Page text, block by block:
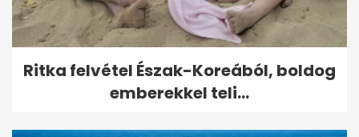
Ritka felvétel Észak-Koreából, boldog
emberekkel teli...